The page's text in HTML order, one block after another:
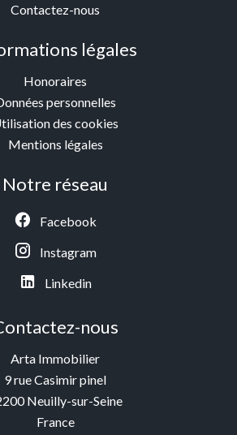
Contactez-nous
légales
Honoraires
personnelles
des cookies
Mentions légales
Notre réseau
Facebook
Instagram
Linkedin
nous
Arta Immobilier
9 rue Casimir pinel
Neuilly-sur-Seine
France